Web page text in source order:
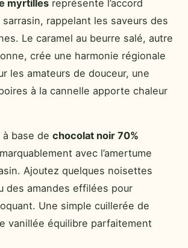
myrtilles représente l’accord
rappelant les saveurs des
Le caramel au beurre salé, autre
crée une harmonie régionale
les amateurs de douceur, une
à la cannelle apporte chaleur
base de chocolat noir 70%
avec l’amertume
Ajoutez quelques noisettes
des amandes effilées pour
Une simple cuillerée de
vanillée équilibre parfaitement